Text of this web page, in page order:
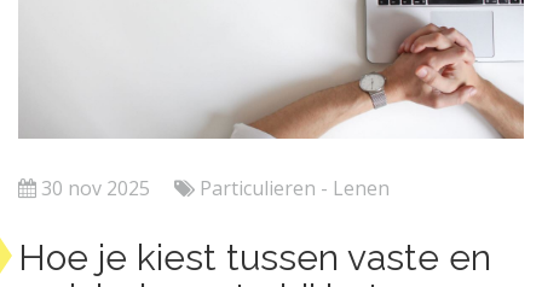
30 nov 2025 Particulieren - Lenen
Hoe je kiest tussen vaste en